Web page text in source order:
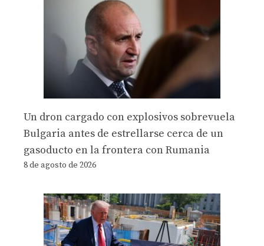
Un dron cargado con explosivos sobrevuela
Bulgaria antes de estrellarse cerca de un
gasoducto en la frontera con Rumania
8 de agosto de 2026